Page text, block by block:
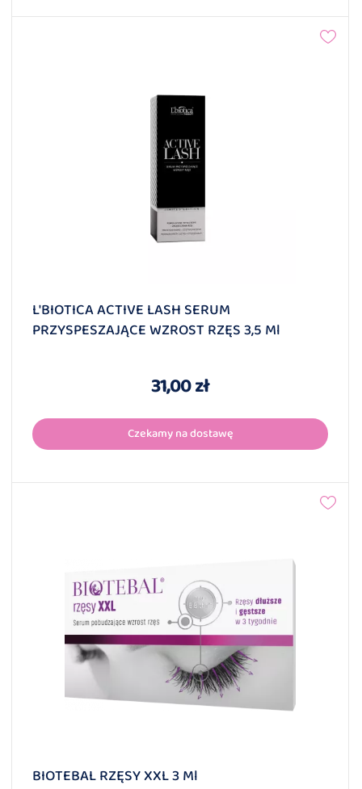
L'BIOTICA ACTIVE LASH SERUM
PRZYSPESZAJĄCE WZROST RZĘS 3,5 Ml
31,00 zł
Czekamy na dostawę
BIOTEBAL RZĘSY XXL 3 Ml